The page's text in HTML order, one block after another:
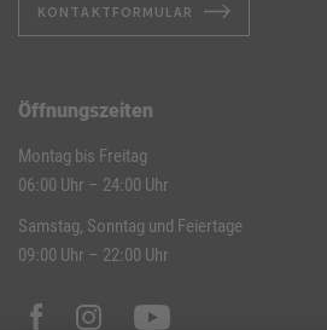
KONTAKTFORMULAR
Öffnungszeiten
Montag bis Freitag
06:00 Uhr – 24:00 Uhr
Samstag, Sonntag und Feiertage
09:00 Uhr – 22:00 Uhr